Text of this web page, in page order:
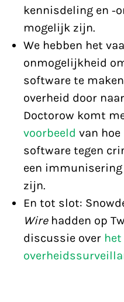
kennisdeling en -
mogelijk zijn.
We hebben het
onmogelijkheid
software te
overheid door
Doctorow komt
voorbeeld van
software tegen
een immunisering
zijn.
En tot slot:
Wirehadden op
discussie over